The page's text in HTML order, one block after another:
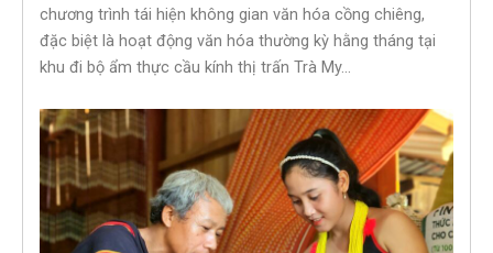
chương trình tái hiện không gian văn hóa cồng chiêng,
đặc biệt là hoạt động văn hóa thường kỳ hằng tháng tại
khu đi bộ ẩm thực cầu kính thị trấn Trà My…